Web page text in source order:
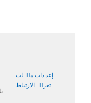
إعدادات ملٝات
تعريٝ الارتباط